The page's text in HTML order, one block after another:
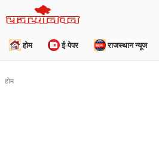
होम ई-पेपर राजस्थान न्यूज
होम